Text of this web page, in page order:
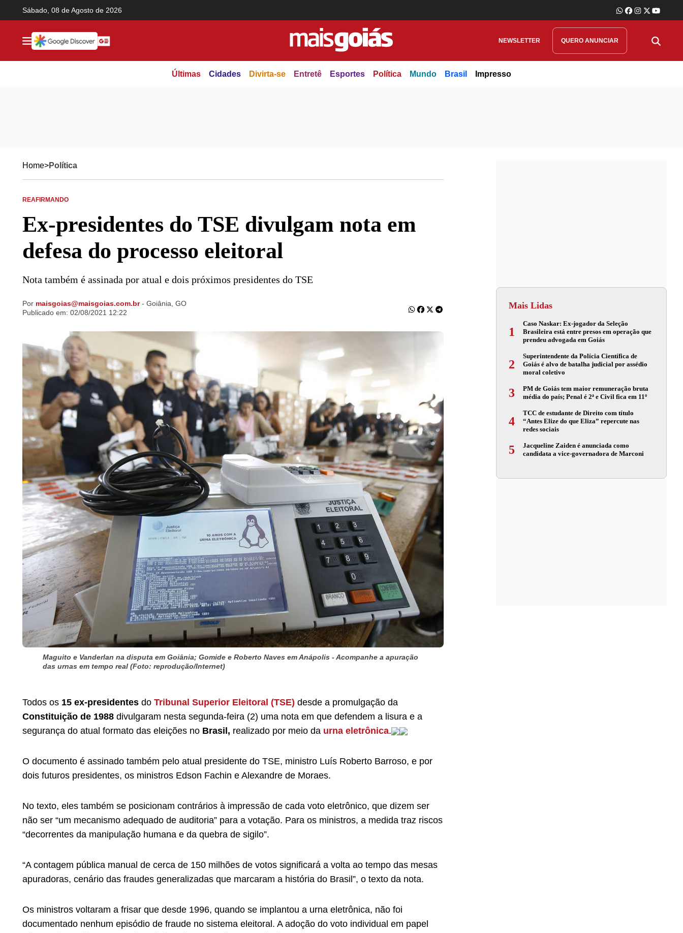
Sábado, 08 de Agosto de 2026
NEWSLETTER QUERO ANUNCIAR
Últimas Cidades Divirta-se Entretê Esportes Política Mundo Brasil Impresso
Home>Política
REAFIRMANDO
Ex-presidentes do TSE divulgam nota em
defesa do processo eleitoral
Nota também é assinada por atual e dois próximos presidentes do TSE
Ir direto pra matéria
Por maisgoias@maisgoias.com.br- Goiânia, GO
Publicado em: 02/08/2021 12:22
Maguito e Vanderlan na disputa em Goiânia; Gomide e Roberto Naves em Anápolis - Acompanhe a apuração
das urnas em tempo real (Foto: reprodução/Internet)
Todos os 15 ex-presidentes do Tribunal Superior Eleitoral (TSE) desde a promulgação da
Constituição de 1988 divulgaram nesta segunda-feira (2) uma nota em que defendem a lisura e a
segurança do atual formato das eleições no Brasil, realizado por meio da urna eletrônica.
O documento é assinado também pelo atual presidente do TSE, ministro Luís Roberto Barroso, e por
dois futuros presidentes, os ministros Edson Fachin e Alexandre de Moraes.
No texto, eles também se posicionam contrários à impressão de cada voto eletrônico, que dizem ser
não ser “um mecanismo adequado de auditoria” para a votação. Para os ministros, a medida traz riscos
“decorrentes da manipulação humana e da quebra de sigilo”.
“A contagem pública manual de cerca de 150 milhões de votos significará a volta ao tempo das mesas
apuradoras, cenário das fraudes generalizadas que marcaram a história do Brasil”, o texto da nota.
Os ministros voltaram a frisar que desde 1996, quando se implantou a urna eletrônica, não foi
documentado nenhum episódio de fraude no sistema eleitoral. A adoção do voto individual em papel
Mais Lidas
1
Caso Naskar: Ex-jogador da Seleção
Brasileira está entre presos em operação que
prendeu advogada em Goiás
2
Superintendente da Polícia Científica de
Goiás é alvo de batalha judicial por assédio
moral coletivo
3
PM de Goiás tem maior remuneração bruta
média do país; Penal é 2ª e Civil fica em 11º
4
TCC de estudante de Direito com título
“Antes Elize do que Eliza” repercute nas
redes sociais
5
Jacqueline Zaiden é anunciada como
candidata a vice-governadora de Marconi